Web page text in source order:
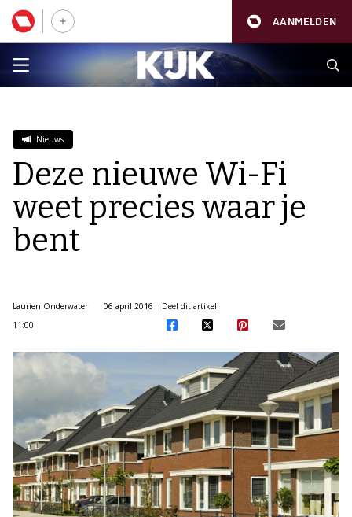
AANMELDEN
Nieuws
Deze nieuwe Wi-Fi
weet precies waar je
bent
Laurien Onderwater
06 april 2016
11:00
Deel dit artikel: